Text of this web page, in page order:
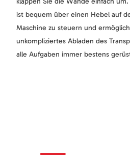
ist bequem über einen Hebel auf
Maschine zu steuern und
unkompliziertes Abladen des
alle Aufgaben immer bestens